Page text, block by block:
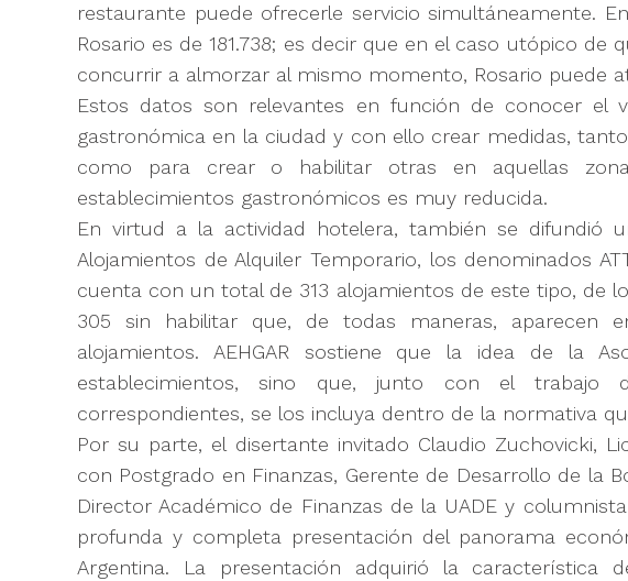
restaurante puede ofrecerle servicio simultáneamente.
Rosario es de 181.738; es decir que en el caso utópico de
concurrir a almorzar al mismo momento, Rosario puede
Estos datos son relevantes en función de conocer el
gastronómica en la ciudad y con ello crear medidas,
como para crear o habilitar otras en aquellas
establecimientos gastronómicos es muy reducida.
En virtud a la actividad hotelera, también se difundió
Alojamientos de Alquiler Temporario, los denominados
cuenta con un total de 313 alojamientos de este tipo, de
305 sin habilitar que, de todas maneras, aparecen
alojamientos. AEHGAR sostiene que la idea de la
establecimientos, sino que, junto con el trabajo
correspondientes, se los incluya dentro de la normativa
Por su parte, el disertante invitado Claudio Zuchovicki,
con Postgrado en Finanzas, Gerente de Desarrollo de la
Director Académico de Finanzas de la UADE y
profunda y completa presentación del panorama
Argentina. La presentación adquirió la característica